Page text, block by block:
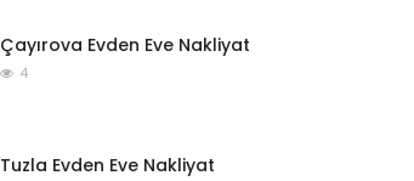
Çayırova Evden Eve Nakliyat
4
Tuzla Evden Eve Nakliyat